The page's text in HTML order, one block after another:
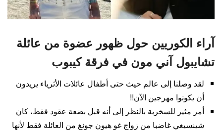
آراء الكوريين حول ظهور عضوة من عائلة
تشايبول آني مون في فرقة كيبوب
لقد وصلنا إلى عالم حيث حتى أطفال عائلات الأثرياء يريدون
أن يكونوا مهرجين الآن!!
أمر مثير للسخرية بالنظر إلى أنه قبل بضعة عقود فقط، كان
شينسيغي غاضبا من زواج غو هيون جونغ من العائلة فقط لأنها